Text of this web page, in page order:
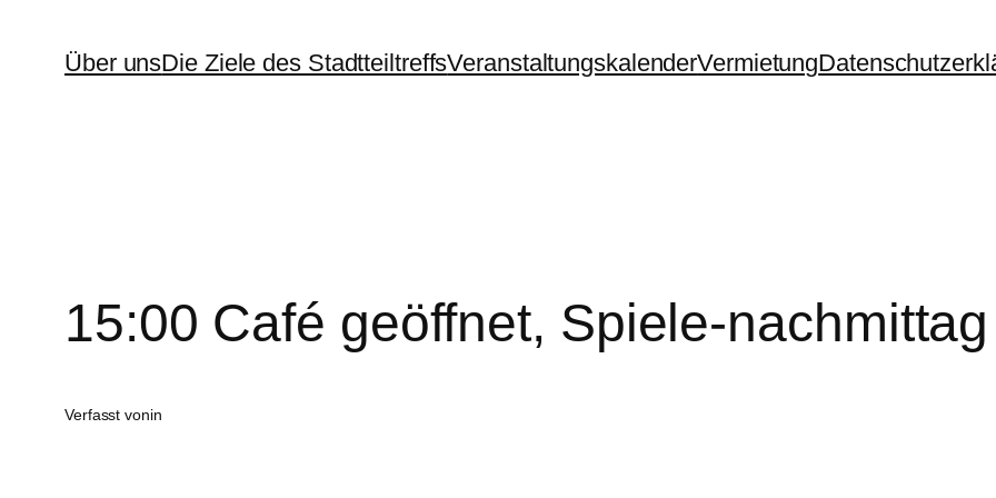
InhaltÜber unsDie Ziele des StadtteiltreffsVeranstaltungskalenderVermietung
15:00 Café geöffnet, Spiele-nachmittag
Verfasst vonin